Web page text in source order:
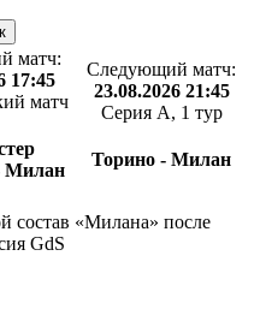
матч:
17:45
матч
Милан
Следующий матч:
23.08.2026 21:45
Серия А, 1 тур
Торино - Милан
состав «Милана» после
GdS